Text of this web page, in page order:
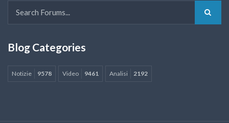
Blog Categories
Notizie 9578 Video 9461 Analisi 2192